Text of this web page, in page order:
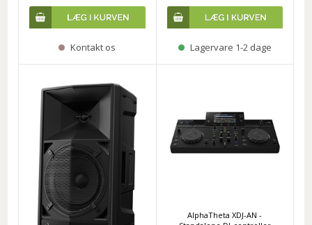
Kontakt os Lagervare 1-2 dage
AlphaTheta XDJ-AN -